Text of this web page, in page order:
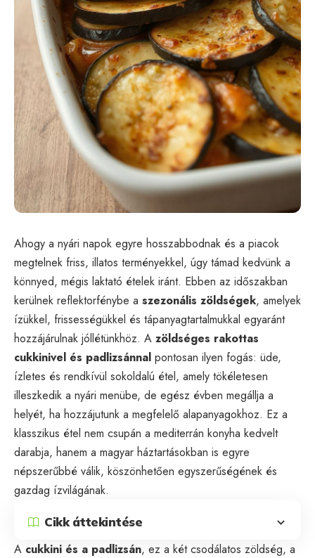
Ahogy a nyári napok egyre hosszabbodnak és a piacok
megtelnek friss, illatos terményekkel, úgy támad kedvünk a
könnyed, mégis laktató ételek iránt. Ebben az időszakban
kerülnek reflektorfénybe a szezonális zöldségek, amelyek
ízükkel, frissességükkel és tápanyagtartalmukkal egyaránt
hozzájárulnak jóllétünkhöz. A zöldséges rakottas
cukkinivel és padlizsánnal pontosan ilyen fogás: üde,
ízletes és rendkívül sokoldalú étel, amely tökéletesen
illeszkedik a nyári menübe, de egész évben megállja a
helyét, ha hozzájutunk a megfelelő alapanyagokhoz. Ez a
klasszikus étel nem csupán a mediterrán konyha kedvelt
darabja, hanem a magyar háztartásokban is egyre
népszerűbbé válik, köszönhetően egyszerűségének és
gazdag ízvilágának.
Cikk áttekintése
A cukkini és a padlizsán, ez a két csodálatos zöldség, a